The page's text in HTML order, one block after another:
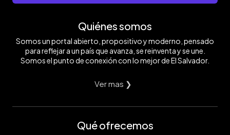
Quiénes somos
Somos un portal abierto, propositivo y moderno, pensado
para reflejar a un país que avanza, se reinventa y se une.
Somos el punto de conexión con lo mejor de El Salvador.
Ver mas ❯
Qué ofrecemos